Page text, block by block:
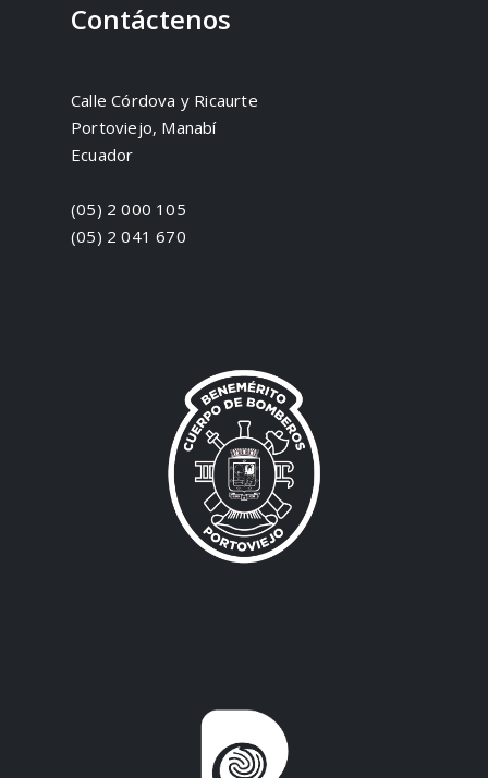
Contáctenos
Calle Córdova y Ricaurte
Portoviejo, Manabí
Ecuador
(05) 2 000 105
(05) 2 041 670